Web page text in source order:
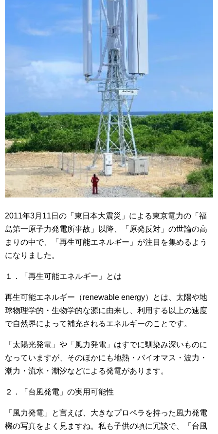
2011年3月11日の「東日本大震災」による東京電力の「福
島第一原子力発電所事故」以降、「原発反対」の世論の高
まりの中で、「再生可能エネルギー」が注目を集めるよう
になりました。
１．「再生可能エネルギー」とは
再生可能エネルギー（renewable energy）とは、太陽や地
球物理学的・生物学的な源に由来し、利用する以上の速度
で自然界によって補充されるエネルギーのことです。
「太陽光発電」や「風力発電」はすでに馴染み深いものに
なっていますが、そのほかにも地熱・バイオマス・波力・
潮力・流水・潮汐などによる発電があります。
２．「台風発電」の実用可能性
「風力発電」と言えば、大きなプロペラを持った風力発電
機の写真をよく見ますね。私も子供の頃に冗談で、「台風